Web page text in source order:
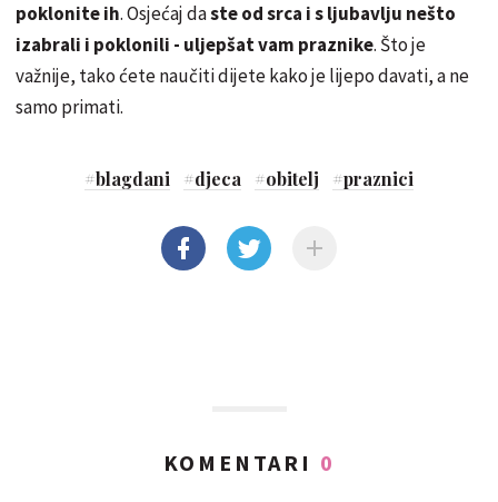
poklonite ih. Osjećaj daste od srca i s ljubavlju nešto
izabrali i poklonili - uljepšat vam praznike. Što je
važnije, tako ćete naučiti dijete kako je lijepo davati, a ne
samo primati.
#blagdani #djeca #obitelj #praznici
KOMENTARI 0